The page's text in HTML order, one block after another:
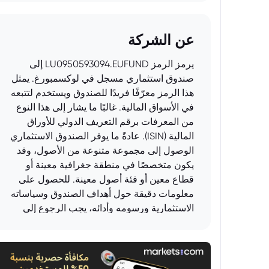
عن الشركة
يرمز الرمز LU0950593094.EUFUND إلى
صندوق استثماري مسجل في لوكسمبورغ. يمثل
هذا الرمز معرّفًا فريدًا للصندوق ويستخدم لتتبعه
في الأسواق المالية. غالبًا ما يشار إلى هذا النوع
من المعرفات برقم التعريف الدولي للأوراق
المالية (ISIN). عادةً ما يوفر الصندوق الاستثماري
الوصول إلى مجموعة متنوعة من الأصول، وقد
يكون متخصصًا في منطقة جغرافية معينة أو
قطاع معين أو فئة أصول معينة. للحصول على
معلومات دقيقة حول أهداف الصندوق وسياساته
الاستثمارية ورسومه وأدائه، يجب الرجوع إلى